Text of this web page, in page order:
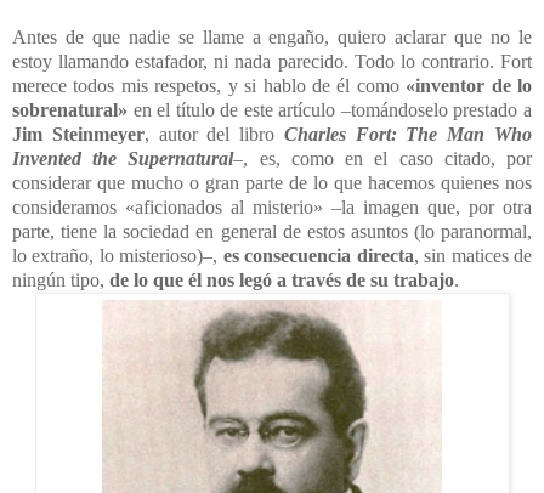
Antes de que nadie se llame a engaño, quiero aclarar que no le
estoy llamando estafador, ni nada parecido. Todo lo contrario. Fort
merece todos mis respetos, y si hablo de él como «inventor de lo
sobrenatural» en el título de este artículo –tomándoselo prestado a
Jim Steinmeyer, autor del libro Charles Fort: The Man Who
Invented the Supernatural–, es, como en el caso citado, por
considerar que mucho o gran parte de lo que hacemos quienes nos
consideramos «aficionados al misterio» –la imagen que, por otra
parte, tiene la sociedad en general de estos asuntos (lo paranormal,
lo extraño, lo misterioso)–, es consecuencia directa, sin matices de
ningún tipo, de lo que él nos legó a través de su trabajo.